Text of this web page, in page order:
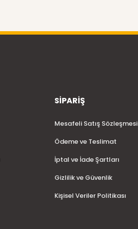
SİPARİŞ
Mesafeli Satış Sözleşmesi
Ödeme ve Teslimat
İptal ve İade Şartları
Gizlilik ve Güvenlik
Kişisel Veriler Politikası